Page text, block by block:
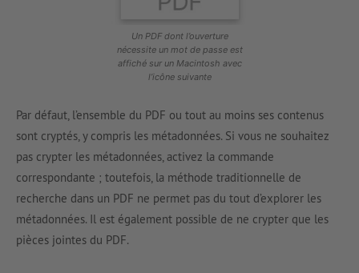
Un PDF dont l’ouverture
nécessite un mot de passe est
affiché sur un Macintosh avec
l’icône suivante
Par défaut, l’ensemble du PDF ou tout au moins ses contenus
sont cryptés, y compris les métadonnées. Si vous ne souhaitez
pas crypter les métadonnées, activez la commande
correspondante ; toutefois, la méthode traditionnelle de
recherche dans un PDF ne permet pas du tout d’explorer les
métadonnées. Il est également possible de ne crypter que les
pièces jointes du PDF.